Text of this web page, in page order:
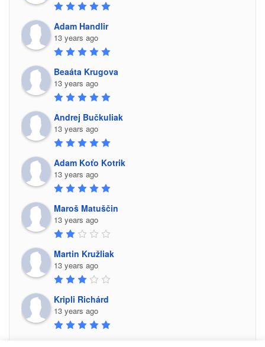
Adam Handlir
13 years ago
Beaáta Krugova
13 years ago
Andrej Bučkuliak
13 years ago
Adam Koťo Kotrik
13 years ago
Maroš Matuščin
13 years ago
Martin Kružliak
13 years ago
Kripli Richárd
13 years ago